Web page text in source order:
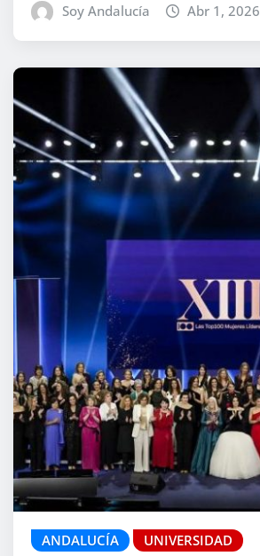
Soy Andalucía Abr 1, 2026
ANDALUCÍA UNIVERSIDAD